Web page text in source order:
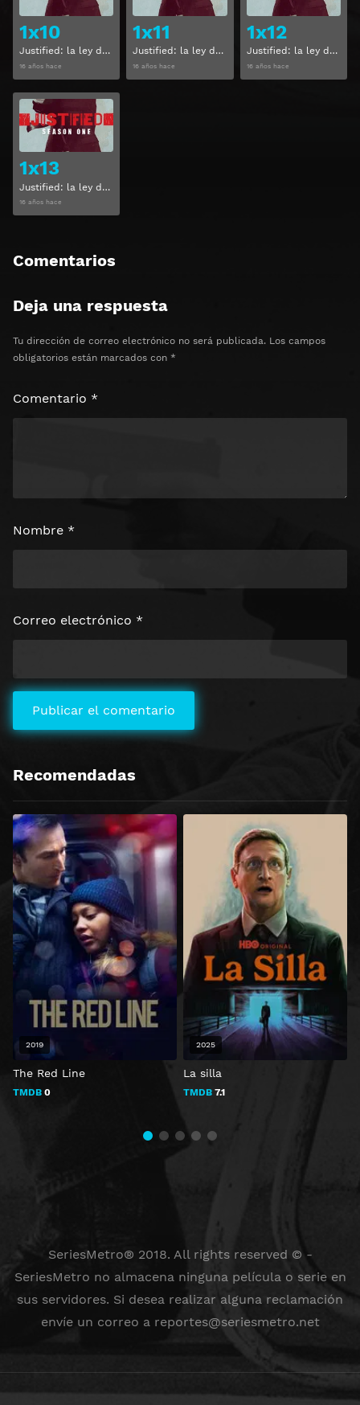
1x10
Justified: la ley de Raylan Temporada 1 Capitulo 10
16 años hace
1x11
Justified: la ley de Raylan Temporada 1 Capitulo 11
16 años hace
1x12
Justified: la ley de Raylan Temporada 1 Capitulo 12
16 años hace
1x13
Justified: la ley de Raylan Temporada 1 Capitulo 13
16 años hace
Comentarios
Deja una respuesta
Tu dirección de correo electrónico no será publicada. Los campos
obligatorios están marcados con *
Comentario *
Nombre *
Correo electrónico *
Recomendadas
The Red Line
TMDB 0
2019
La silla
TMDB 7.1
2025
SeriesMetro® 2018. All rights reserved © -
SeriesMetro no almacena ninguna película o serie en
sus servidores. Si desea realizar alguna reclamación
envíe un correo a reportes@seriesmetro.net